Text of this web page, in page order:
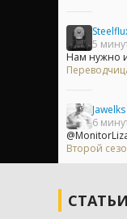
5
Нам нужно
Jawelks
6
Второй
СТАТЬИ